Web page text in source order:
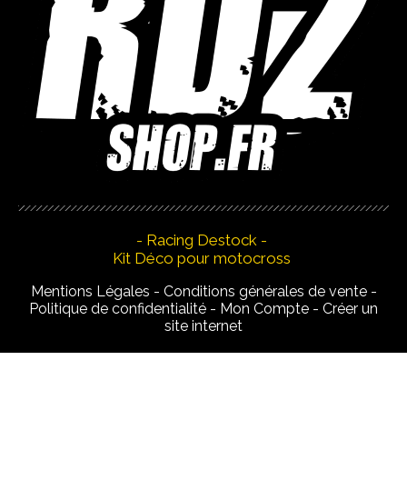
- Racing Destock -
Kit Déco pour motocross
Mentions Légales
Conditions générales de vente
Politique de confidentialité
Mon Compte
Créer un
site internet